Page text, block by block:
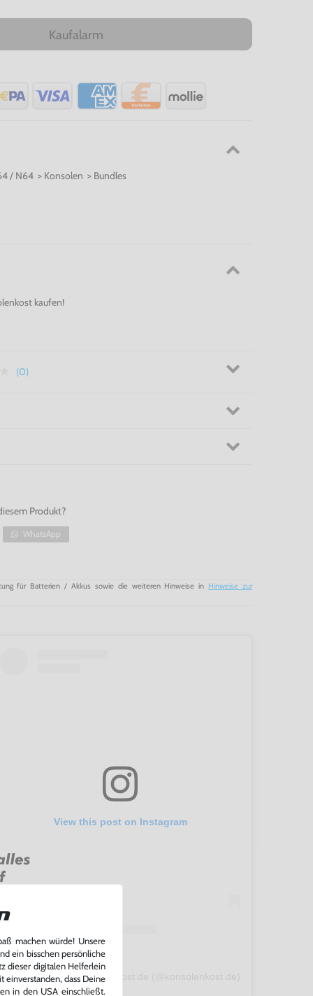
Kaufalarm
/ N64 > Konsolen > Bundles
kaufen!
(0)
Produkt?
WhatsApp
für Batterien / Akkus sowie die weiteren Hinweise in Hinweise zur
View this post on Instagram
A post shared by konsolenkost.de (@konsolenkost.de)
machen würde! Unsere
ein bisschen persönliche
dieser digitalen Helferlein
einverstanden, dass Deine
in den USA einschließt.